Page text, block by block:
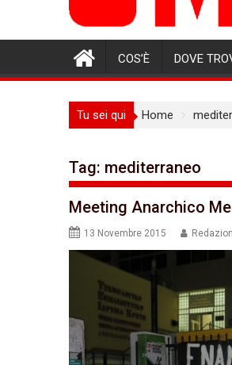
COS’È DOVE
Tu sei qui Home
Tag: mediterraneo
Meeting Anarchico
13 Novembre 2015